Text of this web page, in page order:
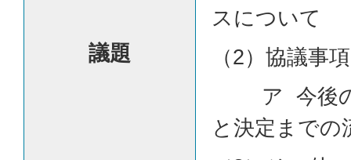
議題
スについて
（2）協議事項
ア 今後の
と決定までの